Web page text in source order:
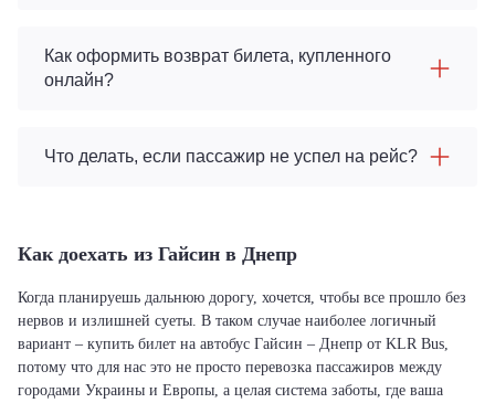
Как оформить возврат билета, купленного
онлайн?
Что делать, если пассажир не успел на рейс?
Как доехать из Гайсин в Днепр
Когда планируешь дальнюю дорогу, хочется, чтобы все прошло без
нервов и излишней суеты. В таком случае наиболее логичный
вариант – купить билет на автобус Гайсин – Днепр от KLR Bus,
потому что для нас это не просто перевозка пассажиров между
городами Украины и Европы, а целая система заботы, где ваша